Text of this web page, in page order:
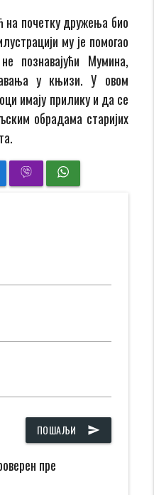
почетку дружења био
му је помогао
познавајући Мумина,
у књизи. У овом
имају прилику и да се
обрадама старијих
ПОШАЉИ send
пре